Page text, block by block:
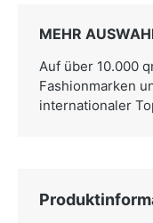
MEHR
Auf über 10.000
Fashionmarken
internationaler